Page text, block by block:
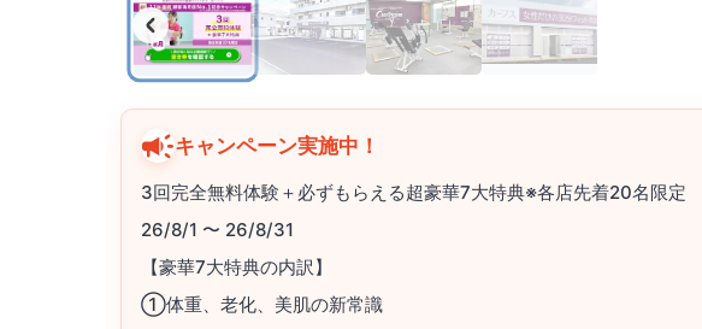
キャンペーン実施中！
3回完全無料体験＋必ずもらえる超豪華7大特典※各店先着20名限定
26/8/1 〜 26/8/31
【豪華7大特典の内訳】
①体重、老化、美肌の新常識